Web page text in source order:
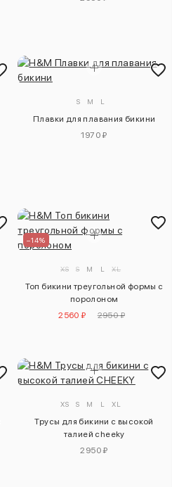
S M L
Плавки для плавания бикини
1970 ₽
–14%
XS S M L XL
Топ бикини треугольной формы с
поролоном
2560 ₽
2950 ₽
XS S M L XL
Трусы для бикини с высокой
талией cheeky
2950 ₽